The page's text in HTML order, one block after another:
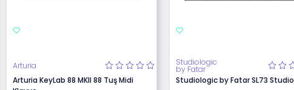
Arturia
Arturia KeyLab 88 MKII 88 Tuş Midi
Studiologic
by Fatar
Studiologic by Fatar SL73 Studio